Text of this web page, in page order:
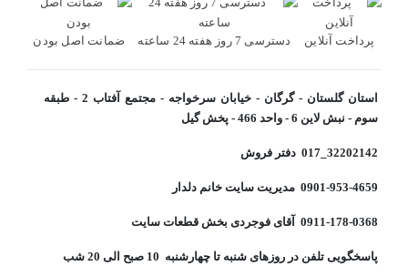
پرداخت آنلاین دسترسی 7 روز هفته 24 ساعته ضمانت اصل بودن
استان گلستان - گرگان - خیابان سرخواجه - مجتمع آفتاب 2 - طبقه
سوم - نبش لاین 6 - واحد 466 - پخش گیل
32202142_017 دفتر فروش
0901-953-4659 مدیریت سایت خانم دلدار
0911-178-0368 آقای فوجردی بخش قطعات سایت
پاسخگویی تلفن در روزهای شنبه تا چهارشنبه 10 صبح الی 20 شب